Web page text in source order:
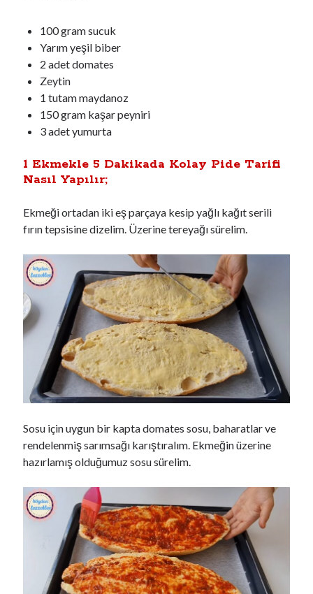
100 gram sucuk
Yarım yeşil biber
2 adet domates
Zeytin
1 tutam maydanoz
150 gram kaşar peyniri
3 adet yumurta
1 Ekmekle 5 Dakikada Kolay Pide Tarifi
Nasıl Yapılır;
Ekmeği ortadan iki eş parçaya kesip yağlı kağıt serili
fırın tepsisine dizelim. Üzerine tereyağı sürelim.
Sosu için uygun bir kapta domates sosu, baharatlar ve
rendelenmiş sarımsağı karıştıralım. Ekmeğin üzerine
hazırlamış olduğumuz sosu sürelim.